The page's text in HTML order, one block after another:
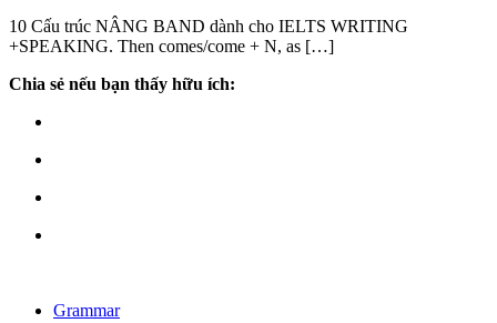
10 Cấu trúc NÂNG BAND dành cho IELTS WRITING
+SPEAKING. Then comes/come + N, as […]
Chia sẻ nếu bạn thấy hữu ích:
Grammar